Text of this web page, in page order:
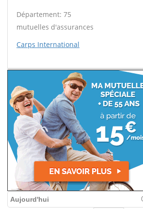
Département: 75
mutuelles d'assurances
Carps International
Aujourd'hui